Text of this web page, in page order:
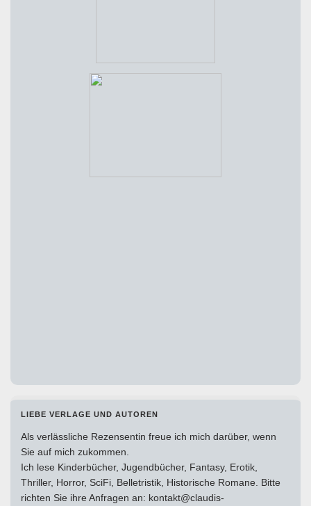
LIEBE VERLAGE UND AUTOREN
Als verlässliche Rezensentin freue ich mich darüber, wenn
Sie auf mich zukommen.
Ich lese Kinderbücher, Jugendbücher, Fantasy, Erotik,
Thriller, Horror, SciFi, Belletristik, Historische Romane. Bitte
richten Sie ihre Anfragen an: kontakt@claudis-